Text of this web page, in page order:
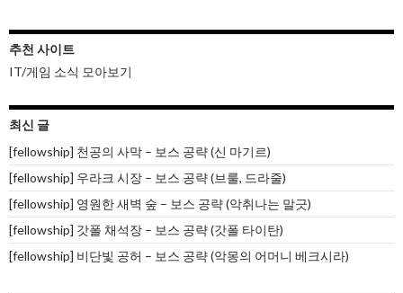
추천 사이트
IT/게임 소식 모아보기
최신 글
[fellowship] 천공의 사막 – 보스 공략 (신 마기르)
[fellowship] 우라크 시장 – 보스 공략 (브룰, 드라줄)
[fellowship] 영원한 새벽 숲 – 보스 공략 (악취나는 말긋)
[fellowship] 갓폴 채석장 – 보스 공략 (갓폴 타이탄)
[fellowship] 비단빛 공허 – 보스 공략 (악몽의 어머니 베크시라)